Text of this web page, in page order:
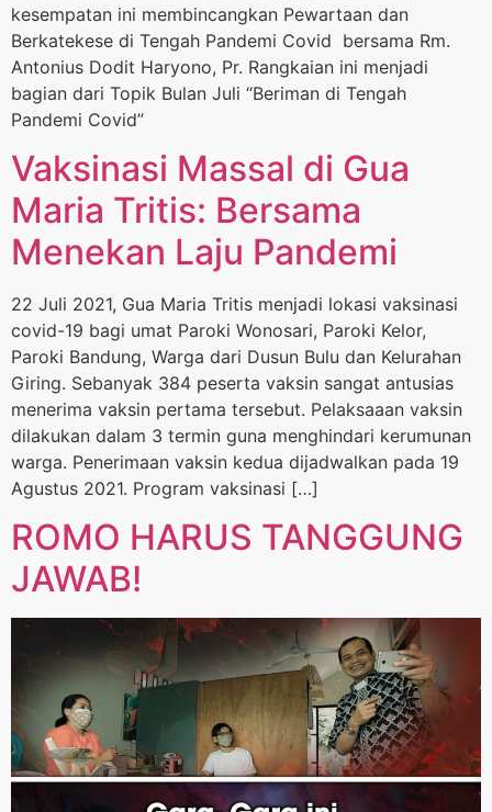
kesempatan ini membincangkan Pewartaan dan
Berkatekese di Tengah Pandemi Covid bersama Rm.
Antonius Dodit Haryono, Pr. Rangkaian ini menjadi
bagian dari Topik Bulan Juli “Beriman di Tengah
Pandemi Covid”
Vaksinasi Massal di Gua
Maria Tritis: Bersama
Menekan Laju Pandemi
22 Juli 2021, Gua Maria Tritis menjadi lokasi vaksinasi
covid-19 bagi umat Paroki Wonosari, Paroki Kelor,
Paroki Bandung, Warga dari Dusun Bulu dan Kelurahan
Giring. Sebanyak 384 peserta vaksin sangat antusias
menerima vaksin pertama tersebut. Pelaksaaan vaksin
dilakukan dalam 3 termin guna menghindari kerumunan
warga. Penerimaan vaksin kedua dijadwalkan pada 19
Agustus 2021. Program vaksinasi […]
ROMO HARUS TANGGUNG
JAWAB!